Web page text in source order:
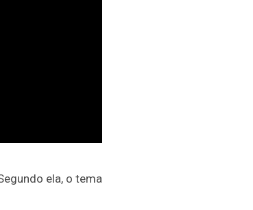
ela, o tema